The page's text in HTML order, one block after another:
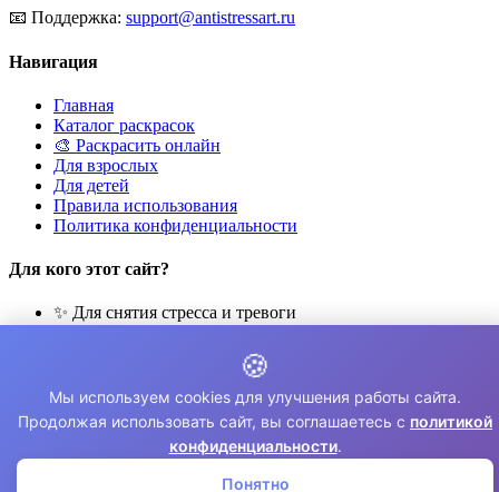
📧 Поддержка: support@antistressart.ru
Навигация
Главная
Каталог раскрасок
🎨 Раскрасить онлайн
Для взрослых
Для детей
Правила использования
Политика конфиденциальности
Для кого этот сайт?
✨ Для снятия стресса и тревоги
🧘 Для медитации и расслабления
👨‍👩‍👧‍👦 Для семейного досуга
© 2026 Раскраски Антистресс. Все права защищены.
⚠️ Все раскраски для личного использования. Коммерческое
🍪
Мы используем cookies для улучшения работы сайта.
Продолжая использовать сайт, вы соглашаетесь с политикой
конфиденциальности.
Понятно